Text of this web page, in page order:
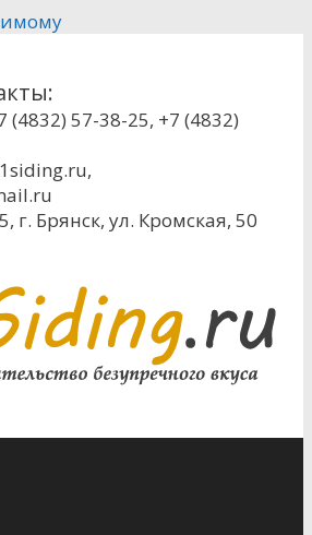
(4832) 57-38-25, +7 (4832)
,
г. Брянск, ул. Кромская, 50